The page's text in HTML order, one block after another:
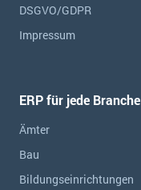
DSGVO/GDPR
Impressum
ERP für jede Branche
Ämter
Bau
Bildungseinrichtungen